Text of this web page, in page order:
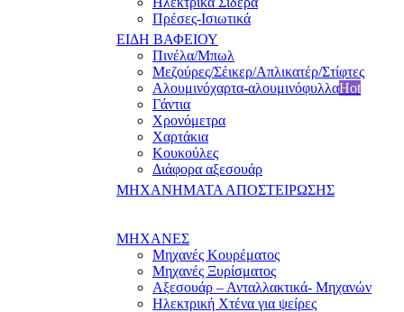
Πρέσες-Ισιωτικά
ΕΙΔΗ ΒΑΦΕΙΟΥ
Πινέλα/Μπωλ
Μεζούρες/Σέικερ/Απλικατέρ/Στίφτες
Αλουμινόχαρτα-αλουμινόφυλλαHot
Γάντια
Χρονόμετρα
Χαρτάκια
Κουκούλες
Διάφορα αξεσουάρ
ΜΗΧΑΝΗΜΑΤΑ ΑΠΟΣΤΕΙΡΩΣΗΣ
ΜΗΧΑΝΕΣ
Μηχανές Κουρέματος
Μηχανές Ξυρίσματος
Αξεσουάρ – Ανταλλακτικά- Μηχανών
Ηλεκτρική Χτένα για ψείρες